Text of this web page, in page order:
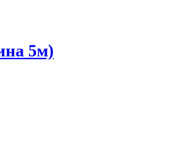
5м)